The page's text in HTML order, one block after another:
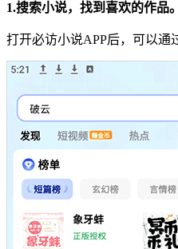
1.搜索小说，找到喜欢的作品。
打开必访小说APP后，可以通